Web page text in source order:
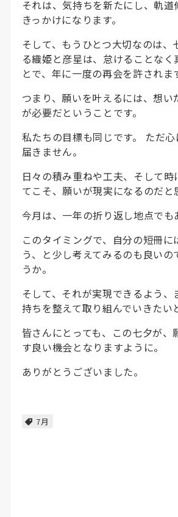
それは、気持ちを新たにし、軌道
きっかけになります。
そして、もうひとつ大切なのは、
る織姫と彦星は、怠けることなく
とで、年に一度の再会を許されま
つまり、願いを叶えるには、想い
が必要だということです。
私たちの目標も同じです。 ただ
届きません。
日々の積み重ねや工夫、そして時
てこそ、願いが現実になるのだと
今月は、一年の折り返し地点でも
このタイミングで、自分の短冊に
う、と少し考えてみるのも良いの
うか。
そして、それが実現できるよう、
持ちを整えて取り組んでいきたい
皆さんにとっても、この七夕が、
す良い機会となりますように。
ありがとうございました。
7月